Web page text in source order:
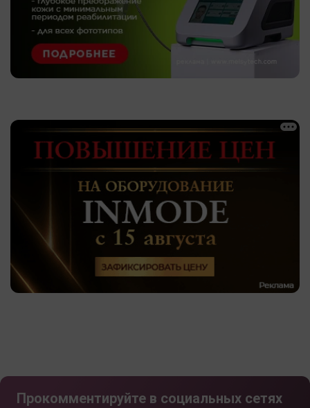
Прокомментируйте в социальных сетях